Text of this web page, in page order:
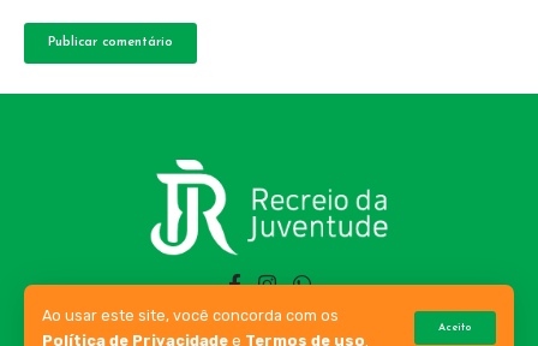
Ao usar este site, você concorda com os
Política de Privacidade e Termos de uso.
Aceito